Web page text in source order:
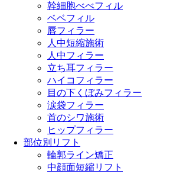
幹細胞べべフィル
ベベフィル
唇フィラー
人中短縮施術
人中フィラー
立ち耳フィラー
ハイコフィラー
目の下くぼみフィラー
涙袋フィラー
首のシワ施術
ヒップフィラー
部位別リフト
輪郭ライン矯正
中顔面短縮リフト